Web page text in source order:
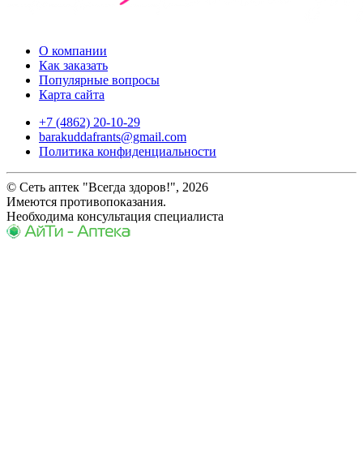
О компании
Как заказать
Популярные вопросы
Карта сайта
+7 (4862) 20-10-29
barakuddafrants@gmail.com
Политика конфиденциальности
© Сеть аптек "Всегда здоров!", 2026
Имеются противопоказания.
Необходима консультация специалиста